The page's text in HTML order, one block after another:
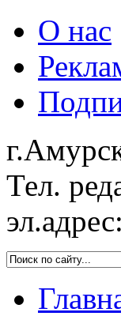
О нас
Тел.
эл.адрес: